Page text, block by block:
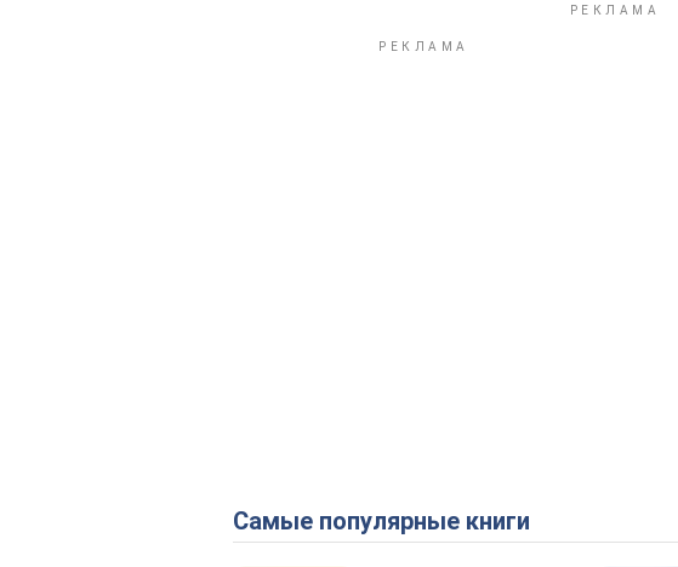
Самые популярные книги